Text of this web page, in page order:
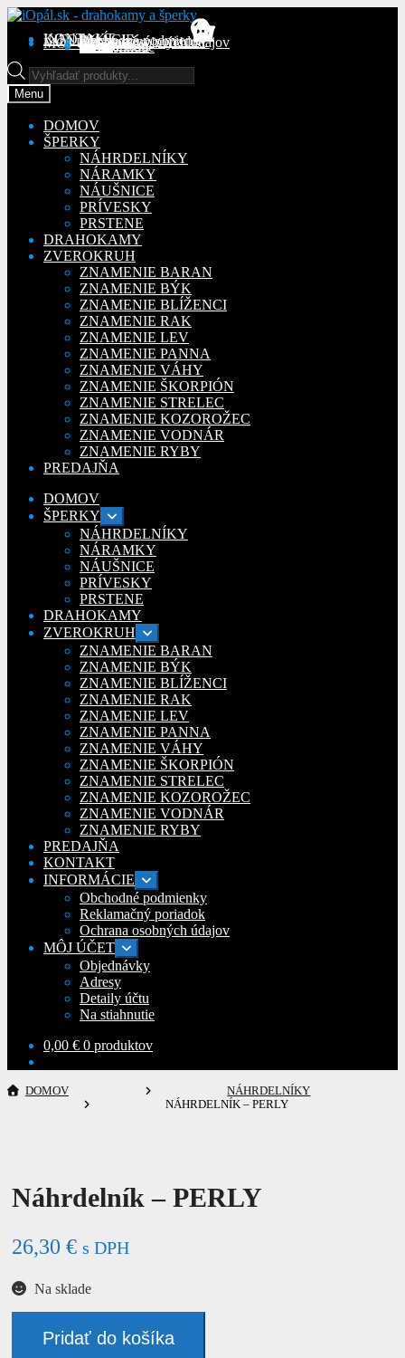
Preskočiť
navigáciu
Preskočiť
obsah
KONTAKT
INFORMÁCIE
Obchodné podmienky
Reklamačný poriadok
Ochrana osobných údajov
MÔJ ÚČETObjednávky
Adresy
Detaily účtu
Na stiahnutie
Products
search
Menu
DOMOV
ŠPERKY
NÁHRDELNÍKY
NÁRAMKY
NÁUŠNICE
PRÍVESKY
PRSTENE
DRAHOKAMY
ZVEROKRUH
ZNAMENIE BARAN
ZNAMENIE BÝK
ZNAMENIE BLÍŽENCI
ZNAMENIE RAK
ZNAMENIE LEV
ZNAMENIE PANNA
ZNAMENIE VÁHY
ZNAMENIE ŠKORPIÓN
ZNAMENIE STRELEC
ZNAMENIE KOZOROŽEC
ZNAMENIE VODNÁR
ZNAMENIE RYBY
PREDAJŇA
DOMOV
ŠPERKY Rozbaliť
podradené
menu
NÁHRDELNÍKY
NÁRAMKY
NÁUŠNICE
PRÍVESKY
PRSTENE
DRAHOKAMY
ZVEROKRUH Rozbaliť
podradené
menu
ZNAMENIE BARAN
ZNAMENIE BÝK
ZNAMENIE BLÍŽENCI
ZNAMENIE RAK
ZNAMENIE LEV
ZNAMENIE PANNA
ZNAMENIE VÁHY
ZNAMENIE ŠKORPIÓN
ZNAMENIE STRELEC
ZNAMENIE KOZOROŽEC
ZNAMENIE VODNÁR
ZNAMENIE RYBY
PREDAJŇA
KONTAKT
INFORMÁCIE Rozbaliť
podradené
menu
Obchodné podmienky
Reklamačný poriadok
Ochrana osobných údajov
MÔJ ÚČET Rozbaliť
podradené
menu
Objednávky
Adresy
Detaily účtu
Na stiahnutie
0,00 € 0 produktov
DOMOV
NÁHRDELNÍKY
NÁHRDELNÍK – PERLY
Náhrdelník – PERLY
26,30 € s DPH
Na sklade
Náhrdelník
Pridať do košíka